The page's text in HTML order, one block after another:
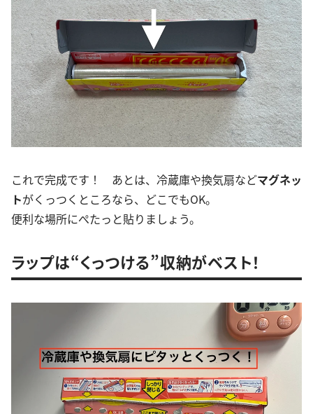
これで完成です！ あとは、冷蔵庫や換気扇などマグネッ
トがくっつくところなら、どこでもOK。
便利な場所にぺたっと貼りましょう。
ラップは“くっつける”収納がベスト！